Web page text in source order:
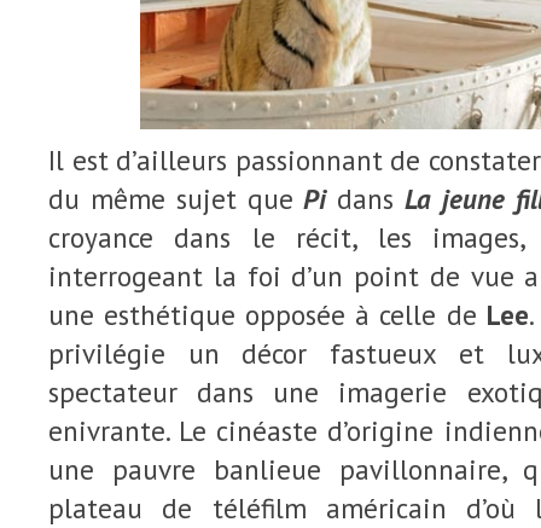
Il est d’ailleurs passionnant de
du même sujet quePi dansLa jeune
croyance dans le récit, les
interrogeant la foi d’un point de vue
une esthétique opposée à celle de Lee
privilégie un décor fastueux et
spectateur dans une imagerie
enivrante. Le cinéaste d’origine
une pauvre banlieue pavillonnaire,
plateau de téléfilm américain